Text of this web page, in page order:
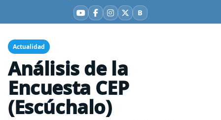
YouTube
Facebook
Instagram
X BBluesky
Actualidad
Análisis de la
Encuesta CEP
(Escúchalo)